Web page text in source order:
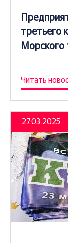
третьего
Морского
Читать
27.03.2025